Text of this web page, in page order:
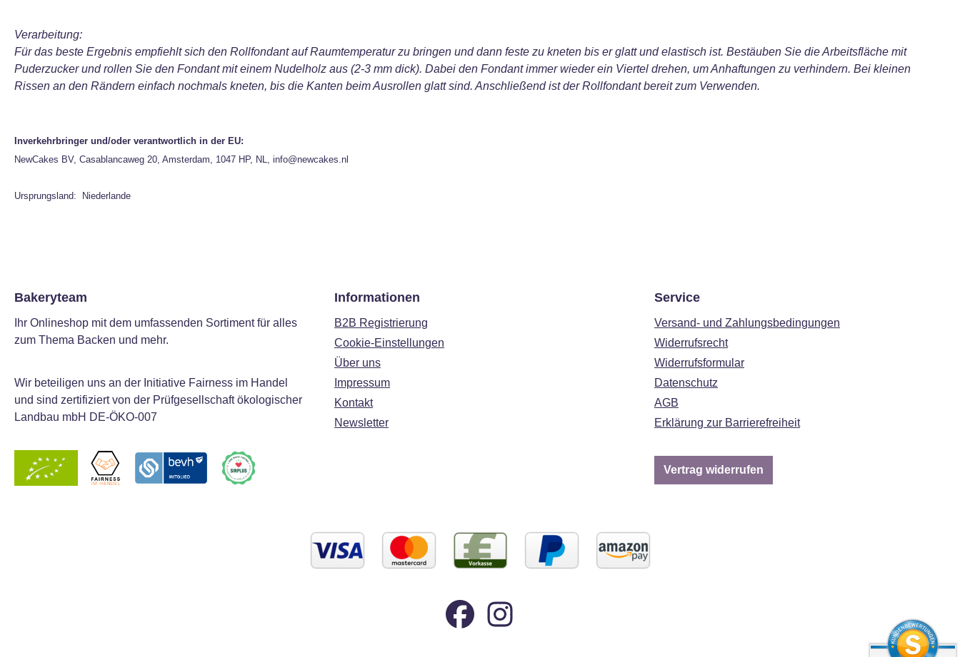
Verarbeitung:
Für das beste Ergebnis empfiehlt sich den Rollfondant auf Raumtemperatur zu bringen und dann feste zu kneten bis er glatt und elastisch ist. Bestäuben Sie die Arbeitsfläche mit
Puderzucker und rollen Sie den Fondant mit einem Nudelholz aus (2-3 mm dick). Dabei den Fondant immer wieder ein Viertel drehen, um Anhaftungen zu verhindern. Bei kleinen
Rissen an den Rändern einfach nochmals kneten, bis die Kanten beim Ausrollen glatt sind. Anschließend ist der Rollfondant bereit zum Verwenden.
Inverkehrbringer und/oder verantwortlich in der EU:
NewCakes BV, Casablancaweg 20, Amsterdam, 1047 HP, NL, info@newcakes.nl
Ursprungsland: Niederlande
Bakeryteam
Ihr Onlineshop mit dem umfassenden Sortiment für alles
zum Thema Backen und mehr.
Wir beteiligen uns an der Initiative Fairness im Handel
und sind zertifiziert von der Prüfgesellschaft ökologischer
Landbau mbH DE-ÖKO-007
Informationen
B2B Registrierung
Cookie-Einstellungen
Über uns
Impressum
Kontakt
Newsletter
Service
Versand- und Zahlungsbedingungen
Widerrufsrecht
Widerrufsformular
Datenschutz
AGB
Erklärung zur Barrierefreiheit
Vertrag widerrufen